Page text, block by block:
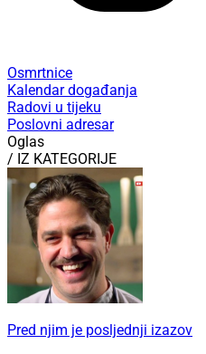
Osmrtnice
Kalendar događanja
Radovi u tijeku
Poslovni adresar
Oglas
/ IZ KATEGORIJE
Pred njim je posljednji izazov